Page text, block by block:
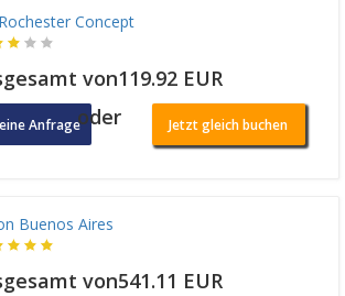
Concept
von119.92 EUR
Anfrageoder Jetzt gleich buchen
Buenos Aires
von541.11 EUR